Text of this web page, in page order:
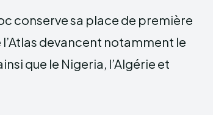
conserve sa place de première
devancent notamment le
que le Nigeria, l’Algérie et